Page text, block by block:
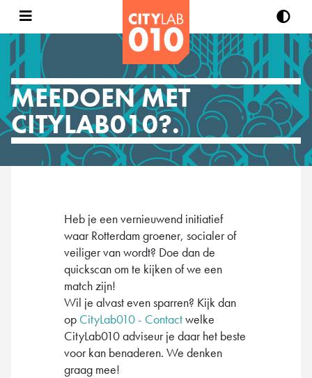
MEEDOEN MET
CITYLAB010?.
Heb je een vernieuwend initiatief
waar Rotterdam groener, socialer of
veiliger van wordt? Doe dan de
quickscan om te kijken of we een
match zijn!
Wil je alvast even sparren? Kijk dan
op CityLab010 - Contactwelke
CityLab010 adviseur je daar het beste
voor kan benaderen. We denken
graag mee!